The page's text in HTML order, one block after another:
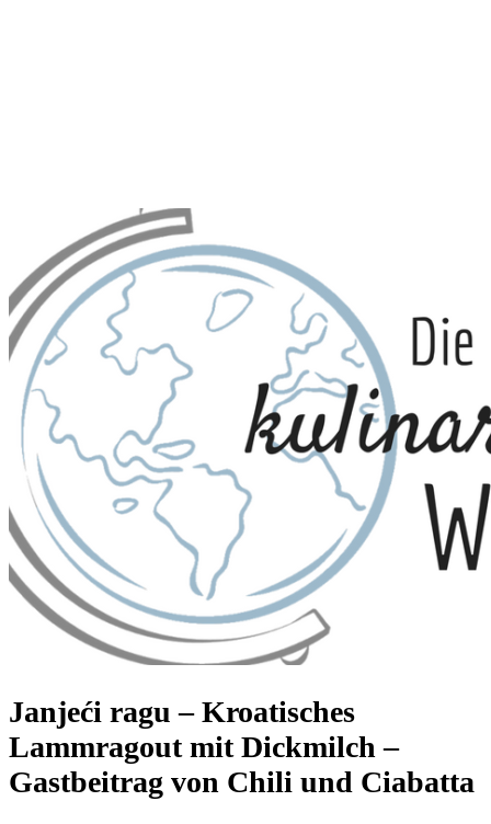
Janjeći ragu – Kroatisches
Lammragout mit Dickmilch –
Gastbeitrag von Chili und Ciabatta